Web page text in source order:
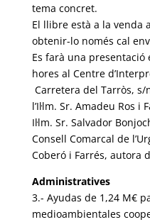
tema concret.
El llibre està a la venda
obtenir-lo només cal
Es farà una
hores al Centre
Carretera del Tarròs,
l’Il·lm. Sr. Amadeu Ros
Il·lm. Sr. Salvador
Consell Comarcal de
Coberó i Farrés, autora
Administratives
3.- Ayudas de 1,24 M€
medioambientales